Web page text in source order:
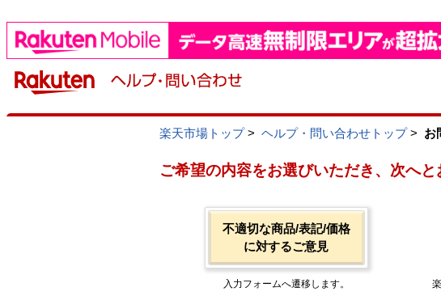
楽天市場トップ> ヘルプ・問い合わせトップ> お
ご希望の内容をお選びいただき、次へと
不適切な商品/表記/価格
に対するご意見
入力フォームへ遷移します。